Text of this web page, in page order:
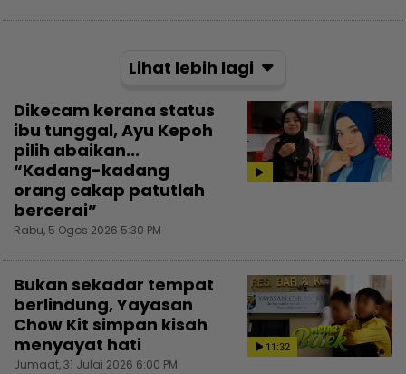
Lihat lebih lagi
Dikecam kerana status
ibu tunggal, Ayu Kepoh
pilih abaikan...
“Kadang-kadang
orang cakap patutlah
bercerai”
Rabu, 5 Ogos 2026 5:30 PM
11:32
Bukan sekadar tempat
berlindung, Yayasan
Chow Kit simpan kisah
menyayat hati
Jumaat, 31 Julai 2026 6:00 PM